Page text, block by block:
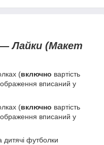
Лайки (Макет
(включно вартість
вписаний у
(включно вартість
вписаний у
дитячі футболки